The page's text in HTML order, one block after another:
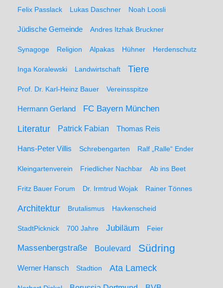
Felix Passlack Lukas Daschner Noah Loosli
Jüdische Gemeinde Andres Itzhak Bruckner
Synagoge Religion Alpakas Hühner Herdenschutz
Inga Koralewski Landwirtschaft Tiere
Prof. Dr. Karl-Heinz Bauer Vereinsspitze
Hermann Gerland FC Bayern München
Literatur Patrick Fabian Thomas Reis
Hans-Peter Villis Schrebengarten Ralf „Ralle“ Ender
Kleingartenverein Friedlicher Nachbar Ab ins Beet
Fritz Bauer Forum Dr. Irmtrud Wojak Rainer Tönnes
Architektur Brutalismus Havkenscheid
StadtPicknick 700 Jahre Jubiläum Feier
Massenbergstraße Boulevard Südring
Werner Hansch Stadtion Ata Lameck